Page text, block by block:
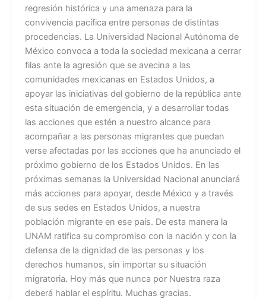
regresión histórica y una amenaza para la
convivencia pacífica entre personas de distintas
procedencias. La Universidad Nacional Autónoma de
México convoca a toda la sociedad mexicana a cerrar
filas ante la agresión que se avecina a las
comunidades mexicanas en Estados Unidos, a
apoyar las iniciativas del gobierno de la república ante
esta situación de emergencia, y a desarrollar todas
las acciones que estén a nuestro alcance para
acompañar a las personas migrantes que puedan
verse afectadas por las acciones que ha anunciado el
próximo gobierno de los Estados Unidos. En las
próximas semanas la Universidad Nacional anunciará
más acciones para apoyar, desde México y a través
de sus sedes en Estados Unidos, a nuestra
población migrante en ese país. De esta manera la
UNAM ratifica su compromiso con la nación y con la
defensa de la dignidad de las personas y los
derechos humanos, sin importar su situación
migratoria. Hoy más que nunca por Nuestra raza
deberá hablar el espíritu. Muchas gracias.